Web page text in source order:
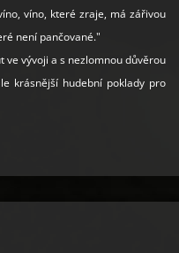
víno, které zraje, má zářivou
není pančované."
ve vývoji a s nezlomnou důvěrou
krásnější hudební poklady pro